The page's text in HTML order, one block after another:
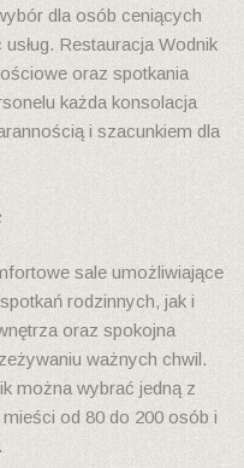
dla osób ceniących
Restauracja Wodnik
oraz spotkania
każda konsolacja
i szacunkiem dla
sale umożliwiające
rodzinnych, jak i
oraz spokojna
ważnych chwil.
można wybrać jedną z
od 80 do 200 osób i